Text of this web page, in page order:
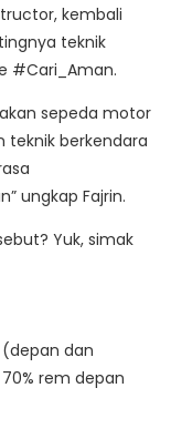
kembali
teknik
#Cari_Aman.
sepeda motor
teknik berkendara
ungkap Fajrin.
Yuk, simak
dan
rem depan